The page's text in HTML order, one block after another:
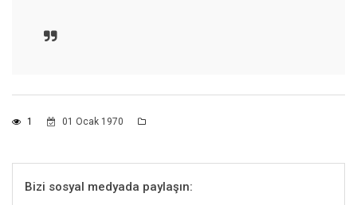
1 01 Ocak 1970
Bizi sosyal medyada paylaşın: